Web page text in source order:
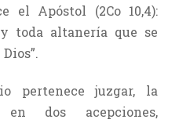
el Apóstol (2Co 10,4):
y toda altanería que se
pertenece juzgar, la
dos acepciones,